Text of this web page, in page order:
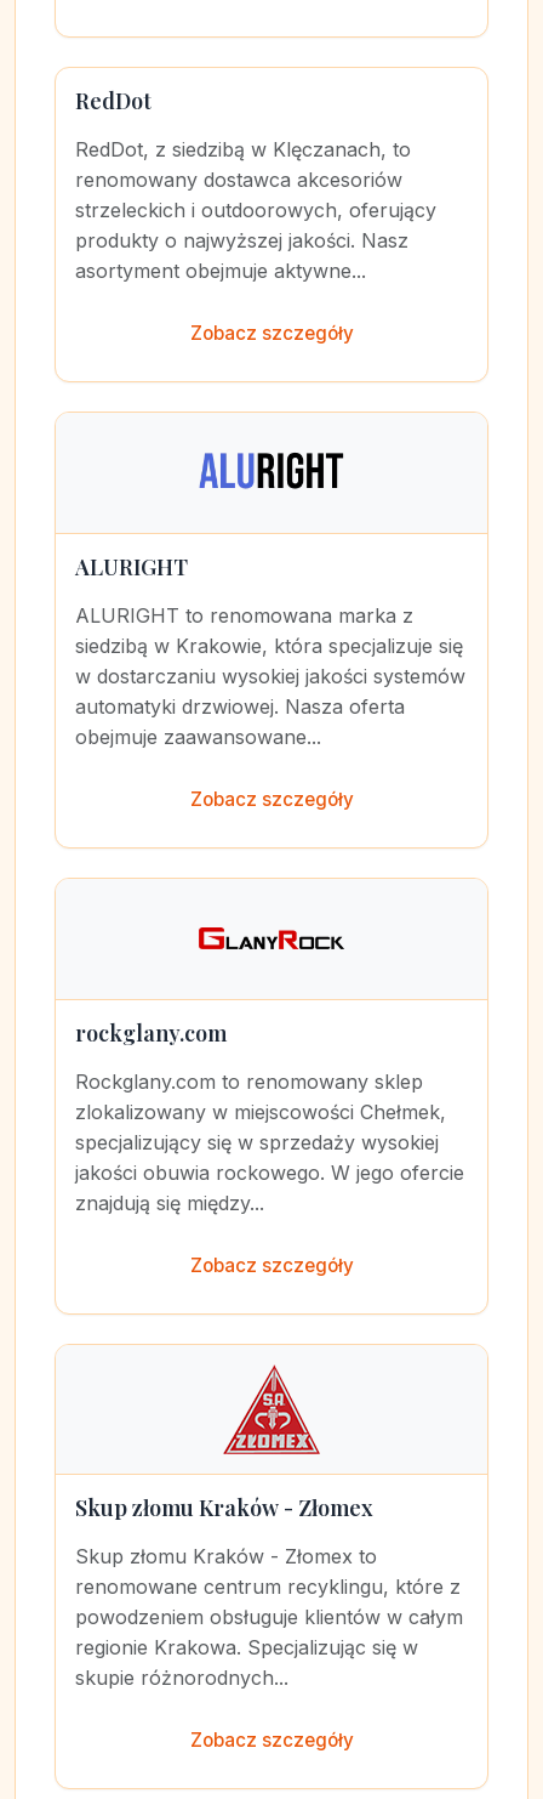
RedDot
RedDot, z siedzibą w Klęczanach, to
renomowany dostawca akcesoriów
strzeleckich i outdoorowych, oferujący
produkty o najwyższej jakości. Nasz
asortyment obejmuje aktywne...
Zobacz szczegóły
ALURIGHT
ALURIGHT to renomowana marka z
siedzibą w Krakowie, która specjalizuje się
w dostarczaniu wysokiej jakości systemów
automatyki drzwiowej. Nasza oferta
obejmuje zaawansowane...
Zobacz szczegóły
rockglany.com
Rockglany.com to renomowany sklep
zlokalizowany w miejscowości Chełmek,
specjalizujący się w sprzedaży wysokiej
jakości obuwia rockowego. W jego ofercie
znajdują się między...
Zobacz szczegóły
Skup złomu Kraków - Złomex
Skup złomu Kraków - Złomex to
renomowane centrum recyklingu, które z
powodzeniem obsługuje klientów w całym
regionie Krakowa. Specjalizując się w
skupie różnorodnych...
Zobacz szczegóły